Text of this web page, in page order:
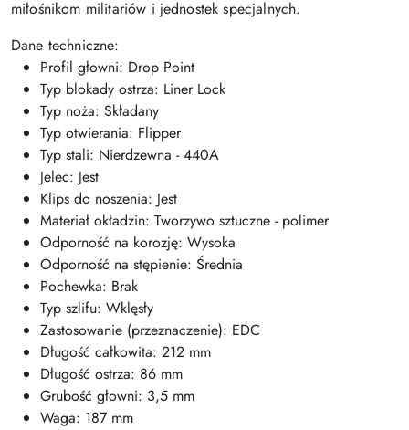
miłośnikom militariów i jednostek specjalnych.
Dane techniczne:
Profil głowni: Drop Point
Typ blokady ostrza: Liner Lock
Typ noża: Składany
Typ otwierania: Flipper
Typ stali: Nierdzewna - 440A
Jelec: Jest
Klips do noszenia: Jest
Materiał okładzin: Tworzywo sztuczne - polimer
Odporność na korozję: Wysoka
Odporność na stępienie: Średnia
Pochewka: Brak
Typ szlifu: Wklęsły
Zastosowanie (przeznaczenie): EDC
Długość całkowita: 212 mm
Długość ostrza: 86 mm
Grubość głowni: 3,5 mm
Waga: 187 mm